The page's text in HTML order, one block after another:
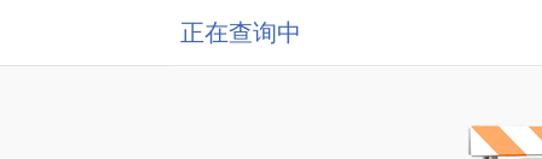
正在查询中